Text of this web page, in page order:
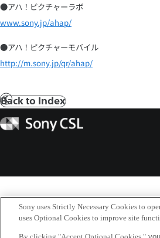
●アハ！ピクチャーラボ
www.sony.jp/ahap/
●アハ！ピクチャーモバイル
http://m.sony.jp/qr/ahap/
前
Back to Index
Sony
CSL
Sony uses Strictly Necessary Cookies to
uses Optional Cookies to improve site